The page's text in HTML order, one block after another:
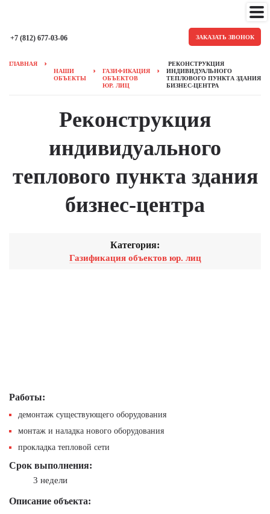
+7 (812) 677-03-06 ЗАКАЗАТЬ ЗВОНОК
ГЛАВНАЯ
НАШИ
ОБЪЕКТЫ
ГАЗИФИКАЦИЯ
ОБЪЕКТОВ
ЮР. ЛИЦ
РЕКОНСТРУКЦИЯ
ИНДИВИДУАЛЬНОГО
ТЕПЛОВОГО ПУНКТА ЗДАНИЯ
БИЗНЕС-ЦЕНТРА
Реконструкция
индивидуального
теплового пункта здания
бизнес-центра
Категория:
Газификация объектов юр. лиц
Работы:
демонтаж существующего оборудования
монтаж и наладка нового оборудования
прокладка тепловой сети
Срок выполнения:
3 недели
Описание объекта: